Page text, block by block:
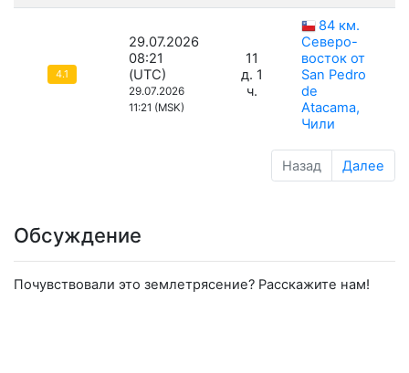
4.1
29.07.2026
08:21
(UTC)
29.07.2026
11:21 (MSK)
11
д. 1
ч.
84 км.
Северо-
восток от
San Pedro
de
Atacama,
Чили
Назад Далее
Обсуждение
Почувствовали это землетрясение? Расскажите нам!